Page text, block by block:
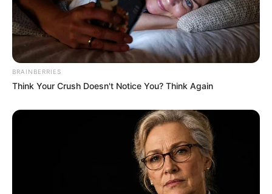
BRAINBERRIES
Think Your Crush Doesn't Notice You? Think Again